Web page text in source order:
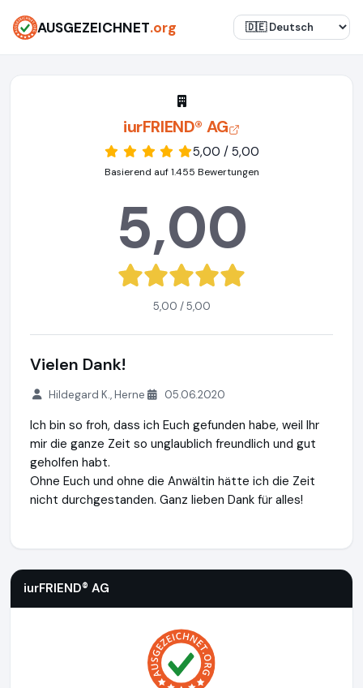
AUSGEZEICHNET.org
iurFRIEND® AG
5,00 / 5,00
Basierend auf 1.455 Bewertungen
5,00
5,00 / 5,00
Vielen Dank!
Hildegard K., Herne 05.06.2020
Ich bin so froh, dass ich Euch gefunden habe, weil Ihr
mir die ganze Zeit so unglaublich freundlich und gut
geholfen habt.
Ohne Euch und ohne die Anwältin hätte ich die Zeit
nicht durchgestanden. Ganz lieben Dank für alles!
iurFRIEND® AG